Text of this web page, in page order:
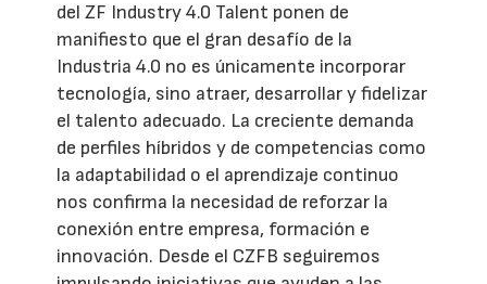
del ZF Industry 4.0 Talent ponen de
manifiesto que el gran desafío de la
Industria 4.0 no es únicamente incorporar
tecnología, sino atraer, desarrollar y fidelizar
el talento adecuado. La creciente demanda
de perfiles híbridos y de competencias como
la adaptabilidad o el aprendizaje continuo
nos confirma la necesidad de reforzar la
conexión entre empresa, formación e
innovación. Desde el CZFB seguiremos